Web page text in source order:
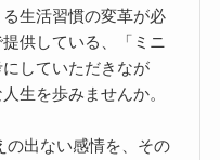
生活習慣の変革が必
供している、「ミニ
していただきなが
生を歩みませんか。
の出ない感情を、その